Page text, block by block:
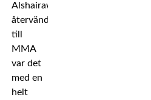
Alshairawi
återvände
till
MMA
var det
med en
helt